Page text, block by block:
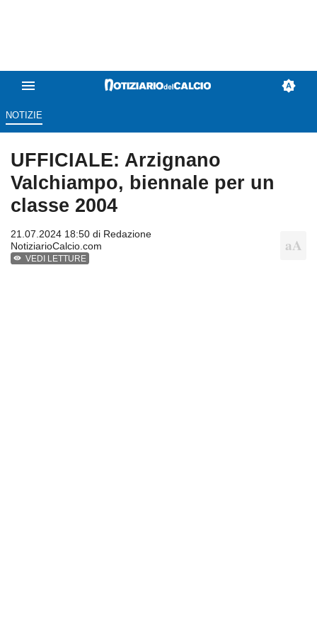
NOTIZIE
UFFICIALE: Arzignano
Valchiampo, biennale per un
classe 2004
21.07.2024 18:50 di Redazione
NotiziarioCalcio.com
VEDI LETTURE